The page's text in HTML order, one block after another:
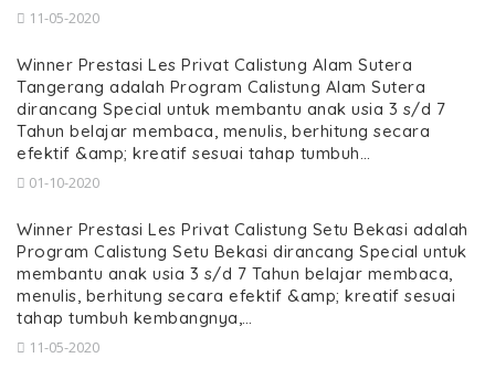
11-05-2020
Winner Prestasi Les Privat Calistung Alam Sutera
Tangerang adalah Program Calistung Alam Sutera
dirancang Special untuk membantu anak usia 3 s/d 7
Tahun belajar membaca, menulis, berhitung secara
efektif &amp; kreatif sesuai tahap tumbuh…
01-10-2020
Winner Prestasi Les Privat Calistung Setu Bekasi adalah
Program Calistung Setu Bekasi dirancang Special untuk
membantu anak usia 3 s/d 7 Tahun belajar membaca,
menulis, berhitung secara efektif &amp; kreatif sesuai
tahap tumbuh kembangnya,…
11-05-2020